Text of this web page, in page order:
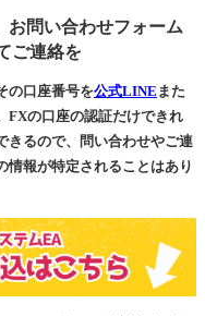
お問い合わせフォーム
ご連絡を
の口座番号を公式LINE また
FXの口座の認証だけできれ
きるので、問い合わせやご連
情報が特定されることはあり